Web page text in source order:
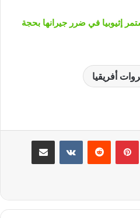
إثيوبيا في ضرر جيرانها بحجة
أفريقيا
بينتيريست